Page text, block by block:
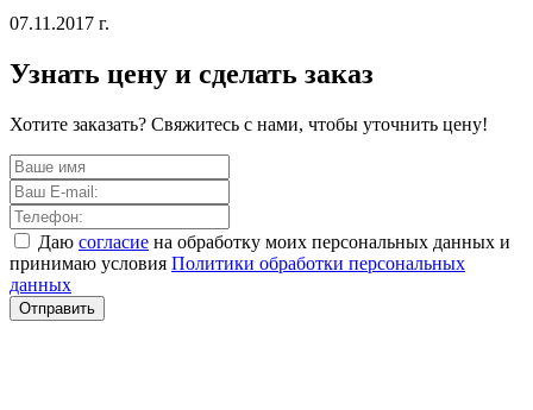
07.11.2017 г.
Узнать цену и сделать заказ
Хотите заказать? Свяжитесь с нами, чтобы уточнить цену!
Даю согласие на обработку моих персональных данных и
принимаю условия Политики обработки персональных
данных
Отправить